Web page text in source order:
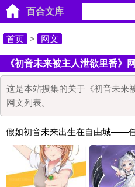
百合文库
首页 > 网文
《初音未来被主人泄欲里番》
这是本站搜集的关于《初音未来
网文列表。
假如初音未来出生在自由城——任